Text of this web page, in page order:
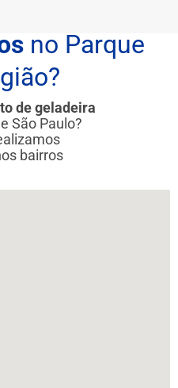
no Parque
de geladeira
São Paulo?
bairros